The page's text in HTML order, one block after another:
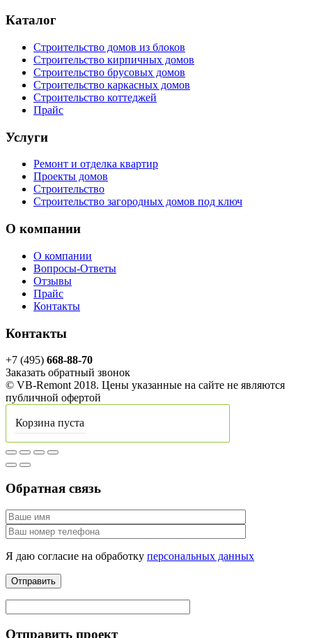
Каталог
Строительство домов из блоков
Строительство кирпичных домов
Строительство брусовых домов
Строительство каркасных домов
Строительство коттеджей
Прайс
Услуги
Ремонт и отделка квартир
Проекты домов
Строительство
Строительство загородных домов под ключ
О компании
О компании
Вопросы-Ответы
Отзывы
Прайс
Контакты
Контакты
+7 (495) 668-88-70
Заказать обратный звонок
© VB-Remont 2018. Цены указанные на сайте не являются
публичной офертой
Корзина пуста
Обратная связь
Я даю согласие на обработку персональных данных
Отправить проект